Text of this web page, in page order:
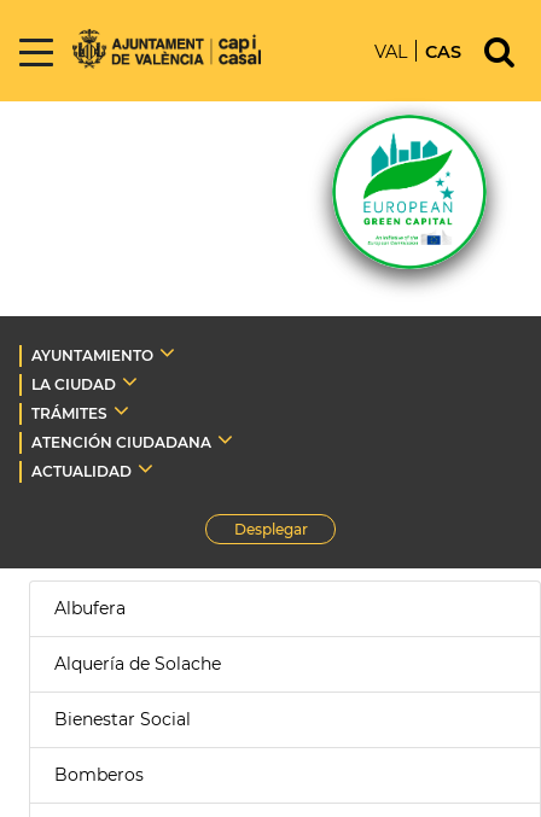
VAL CAS
AYUNTAMIENTO
LA CIUDAD
TRÁMITES
ATENCIÓN CIUDADANA
ACTUALIDAD
Desplegar
Albufera
Alquería de Solache
Bienestar Social
Bomberos